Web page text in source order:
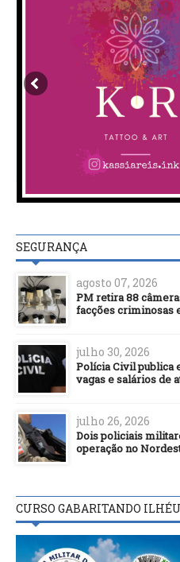
SEGURANÇA
agosto 07, 2026
PM retira 88
facções criminosas
julho 30, 2026
Polícia Civil publica
vagas e salários de
julho 26, 2026
Dois policiais
operação no
CURSO GABARITANDO